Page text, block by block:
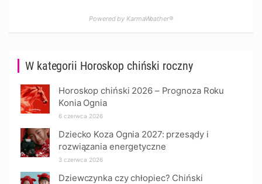
W kategorii Horoskop chiński roczny
Horoskop chiński 2026 – Prognoza Roku
Konia Ognia
6 czerwca 2026
Dziecko Koza Ognia 2027: przesądy i
rozwiązania energetyczne
3 czerwca 2026
Dziewczynka czy chłopiec? Chiński
Powered by KarmaWeather®